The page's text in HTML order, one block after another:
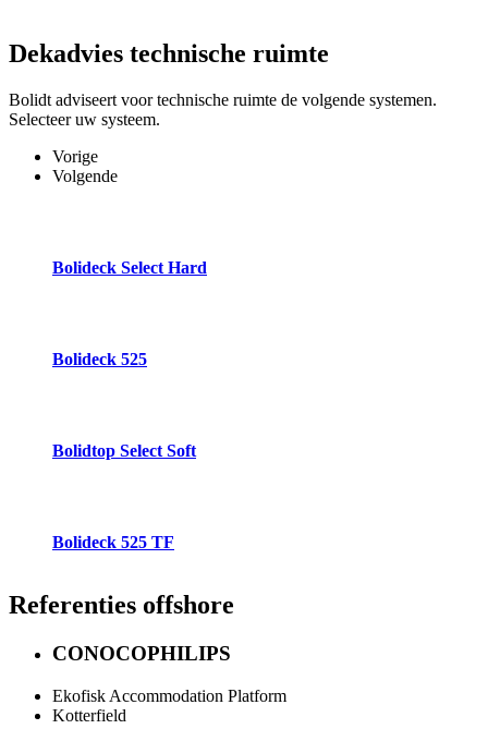
Dekadvies technische ruimte
Bolidt adviseert voor technische ruimte de volgende systemen.
Selecteer uw systeem.
Vorige
Volgende
Bolideck Select Hard
Bolideck 525
Bolidtop Select Soft
Bolideck 525 TF
Referenties offshore
CONOCOPHILIPS
Ekofisk Accommodation Platform
Kotterfield